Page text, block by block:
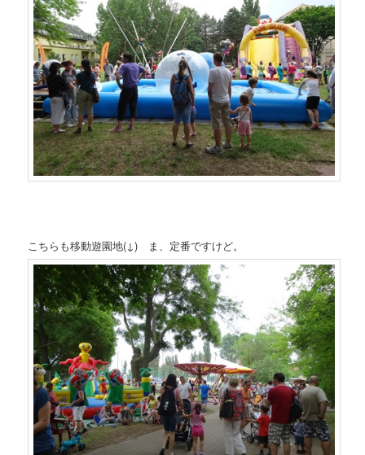
こちらも移動遊園地(↓) ま、定番ですけど。